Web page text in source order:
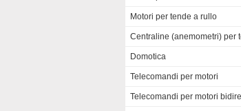
Motori per tende a rullo
Centraline (anemometri) per
Domotica
Telecomandi per motori
Telecomandi per motori